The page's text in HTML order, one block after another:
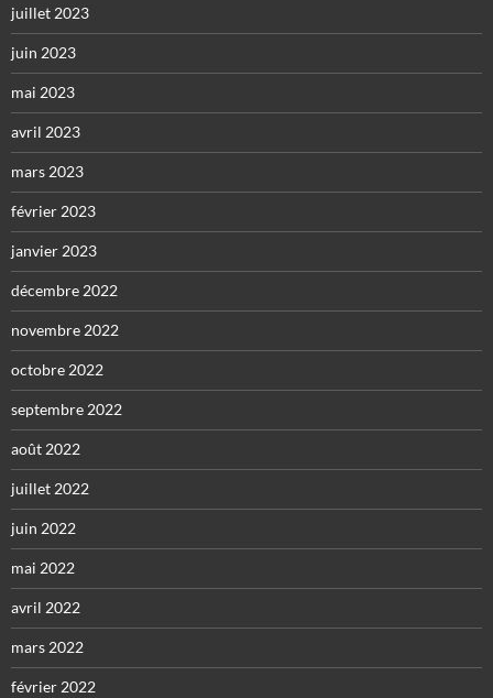
juillet 2023
juin 2023
mai 2023
avril 2023
mars 2023
février 2023
janvier 2023
décembre 2022
novembre 2022
octobre 2022
septembre 2022
août 2022
juillet 2022
juin 2022
mai 2022
avril 2022
mars 2022
février 2022